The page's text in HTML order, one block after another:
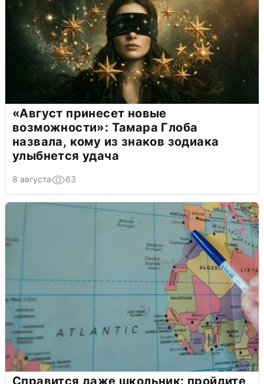
«Август принесет новые
возможности»: Тамара Глоба
назвала, кому из знаков зодиака
улыбнется удача
8 августа 63
Справится даже школьник: пройдите